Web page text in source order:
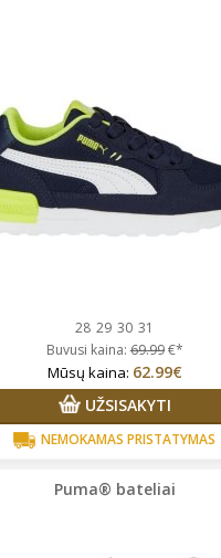
28 29 30 31
Buvusi kaina:69.99€*
Mūsų kaina: 62.99€
UŽSISAKYTI
NEMOKAMAS PRISTATYMAS
Puma® bateliai